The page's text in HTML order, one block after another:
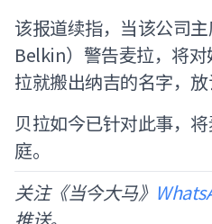
该报道续指，当该公司
Belkin）警告麦拉，将
拉就搬出纳吉的名字，放
贝拉如今已针对此事，
庭。
关注《当今大马》